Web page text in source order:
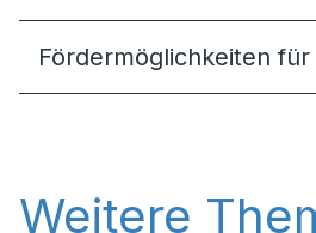
Förder­möglich­keiten für
Weitere